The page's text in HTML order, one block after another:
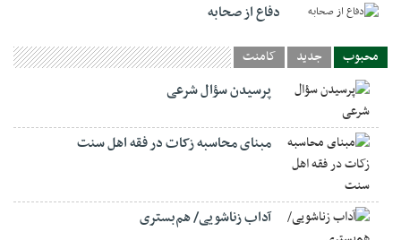
دفاع از صحابه
محبوب جدید کامنت
پرسیدن سؤال شرعی
مبنای محاسبه زکات در فقه اهل سنت
آداب زناشویی/ هم‌بستری